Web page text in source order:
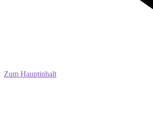
Zum Hauptinhalt